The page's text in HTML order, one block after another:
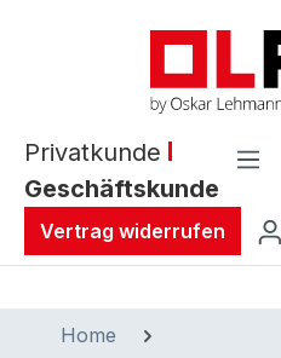
Privatkunde
Geschäftskunde
Vertrag widerrufen
Home